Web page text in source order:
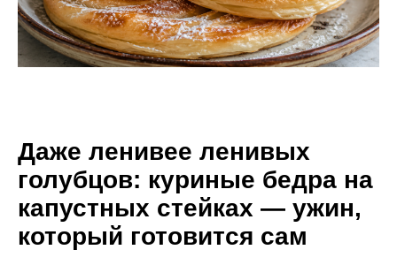
Даже ленивее ленивых
голубцов: куриные бедра на
капустных стейках — ужин,
который готовится сам